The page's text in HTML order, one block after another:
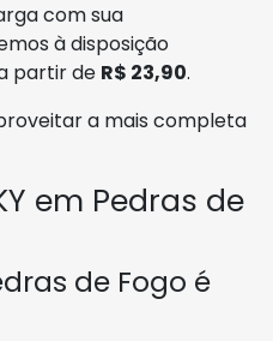
com sua
à disposição
partir de R$ 23,90.
a mais completa
em Pedras de
de Fogo é